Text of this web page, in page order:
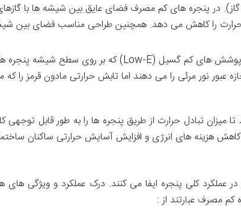
گاز). در پنجره های کم مصرف فضای عایق بین شیشه ها با
را کاهش می دهد.همچنین طراحی مناسب فضای بین
پوشش های کم گسیل (Low-E) که بر روی سطح شیشه پنجره
عبور نورمرئی را می دهند اما تابش حرارتی مادون قرمز را که
تا میزان تبادل حرارت از طریق پنجره ها را به طور قابل توجهی
کاهش هزینه های انرژی و افزایش آسایش حرارتی ساکنان
در عملکرد کلی پنجره ایفا می کنند. درک عملکرد و ویژگی های
کم مصرف عبارتند از: